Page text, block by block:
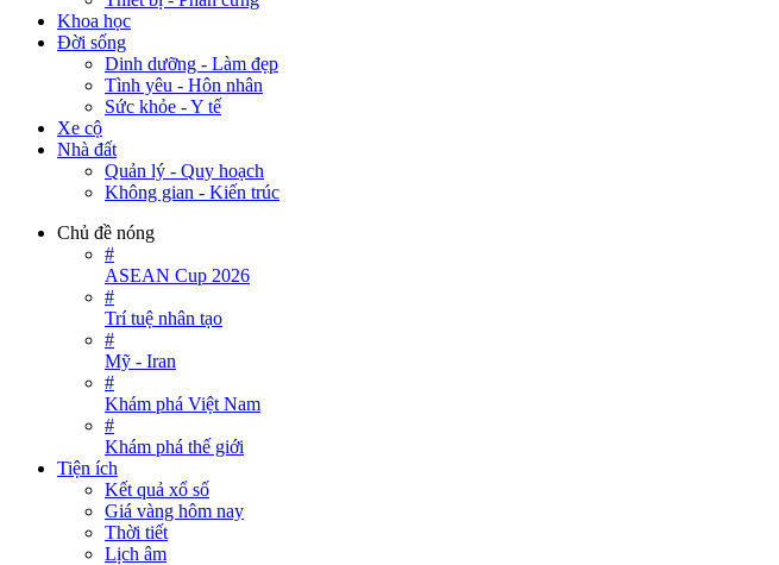
Khoa học
Đời sống
Dinh dưỡng - Làm đẹp
Tình yêu - Hôn nhân
Sức khỏe - Y tế
Xe cộ
Nhà đất
Quản lý - Quy hoạch
Không gian - Kiến trúc
Chủ đề nóng
#
ASEAN Cup 2026
#
Trí tuệ nhân tạo
#
Mỹ - Iran
#
Khám phá Việt Nam
#
Khám phá thế giới
Tiện ích
Kết quả xổ số
Giá vàng hôm nay
Thời tiết
Lịch âm